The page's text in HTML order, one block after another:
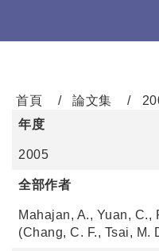
首頁 論文集
年度
2005
全部作者
Mahajan, A., Yuan, C.,
(Chang, C. F., Tsai, M.